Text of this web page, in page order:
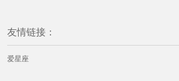
友情链接：
爱星座